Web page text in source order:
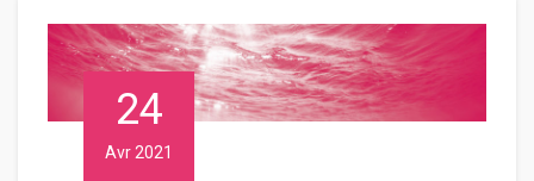
24
Avr 2021